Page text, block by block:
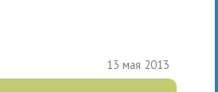
13 мая 2013